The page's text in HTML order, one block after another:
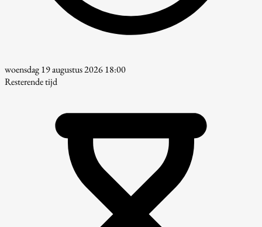
woensdag 19 augustus 2026 18:00
Resterende tijd